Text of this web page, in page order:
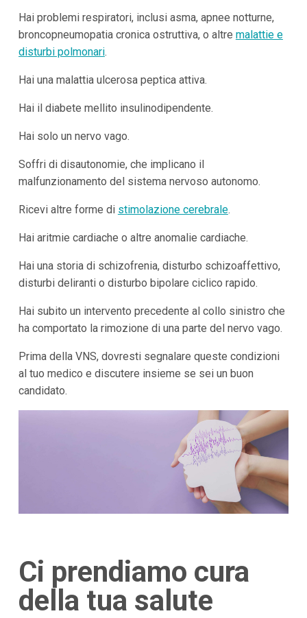
Hai problemi respiratori, inclusi asma, apnee notturne,
broncopneumopatia cronica ostruttiva, o altre malattie e
disturbi polmonari.
Hai una malattia ulcerosa peptica attiva.
Hai il diabete mellito insulinodipendente.
Hai solo un nervo vago.
Soffri di disautonomie, che implicano il
malfunzionamento del sistema nervoso autonomo.
Ricevi altre forme di stimolazione cerebrale.
Hai aritmie cardiache o altre anomalie cardiache.
Hai una storia di schizofrenia, disturbo schizoaffettivo,
disturbi deliranti o disturbo bipolare ciclico rapido.
Hai subito un intervento precedente al collo sinistro che
ha comportato la rimozione di una parte del nervo vago.
Prima della VNS, dovresti segnalare queste condizioni
al tuo medico e discutere insieme se sei un buon
candidato.
Ci prendiamo cura
della tua salute